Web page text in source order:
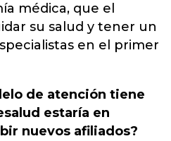
médica, que el
su salud y tener un
en el primer
de atención tiene
estaría en
nuevos afiliados?